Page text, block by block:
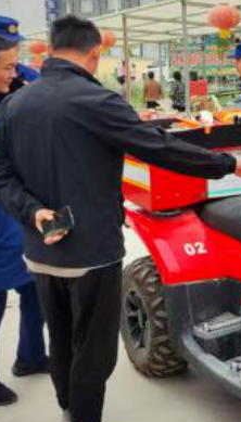
图为：集中
中心、红十字会等部门深入
火、野外作业安全、应急救
十字会工作人员现场教授心
方法，切实提高了牧区群众